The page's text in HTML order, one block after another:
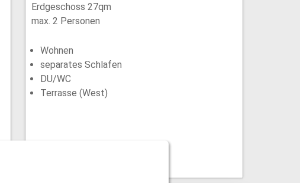
Erdgeschoss 27qm
max. 2 Personen
Wohnen
separates Schlafen
DU/WC
Terrasse (West)